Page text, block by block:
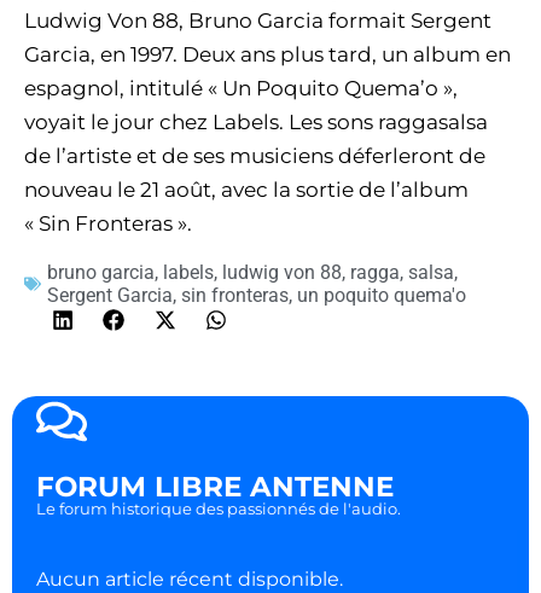
Ludwig Von 88, Bruno Garcia formait Sergent
Garcia, en 1997. Deux ans plus tard, un album en
espagnol, intitulé « Un Poquito Quema’o »,
voyait le jour chez Labels. Les sons raggasalsa
de l’artiste et de ses musiciens déferleront de
nouveau le 21 août, avec la sortie de l’album
« Sin Fronteras ».
bruno garcia, labels, ludwig von 88, ragga, salsa,
Sergent Garcia, sin fronteras, un poquito quema'o
FORUM LIBRE ANTENNE
Le forum historique des passionnés de l'audio.
Aucun article récent disponible.